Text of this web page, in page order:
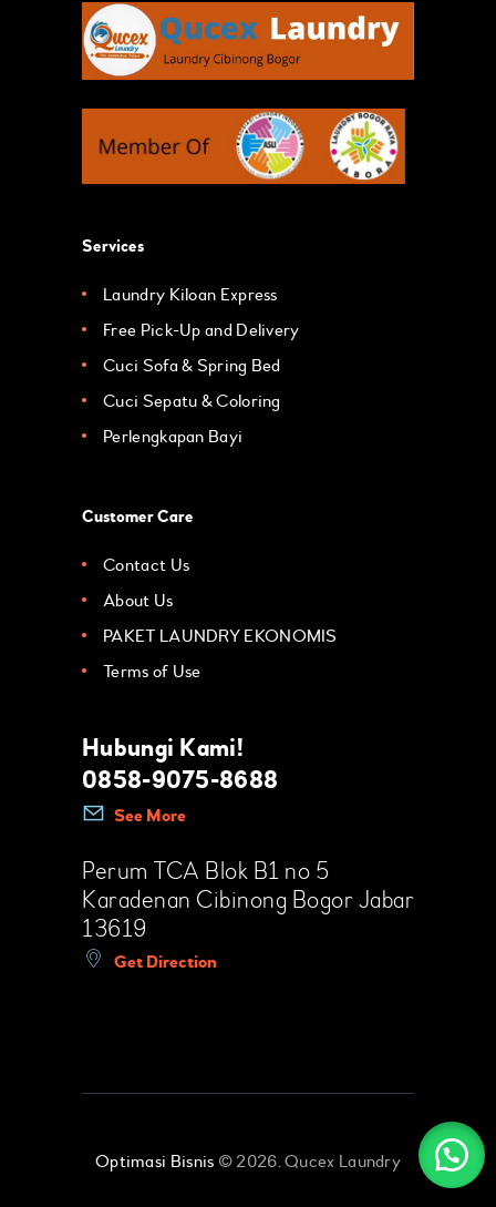
Services
Laundry Kiloan Express
Free Pick-Up and Delivery
Cuci Sofa & Spring Bed
Cuci Sepatu & Coloring
Perlengkapan Bayi
Customer Care
Contact Us
About Us
PAKET LAUNDRY EKONOMIS
Terms of Use
Hubungi Kami!
0858-9075-8688
See More
Perum TCA Blok B1 no 5
Karadenan Cibinong Bogor Jabar
13619
Get Direction
Optimasi Bisnis © 2026. Qucex Laundry